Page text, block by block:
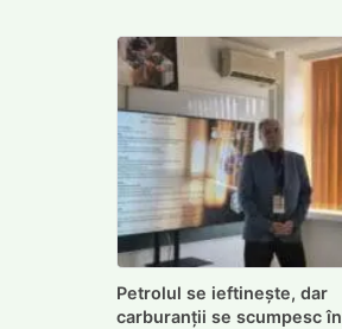
Petrolul se ieftinește, dar
carburanții se scumpesc în